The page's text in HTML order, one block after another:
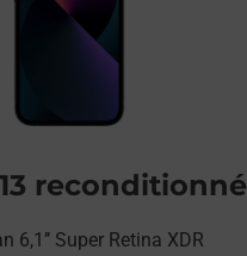
reconditionné
6,1’’ Super Retina XDR